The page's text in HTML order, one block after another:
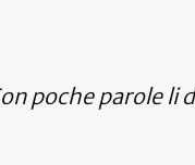
poche parole li